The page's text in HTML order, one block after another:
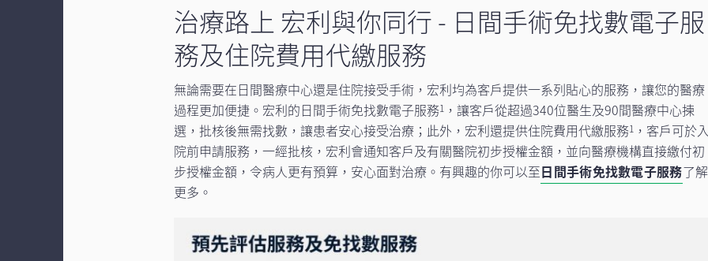
治療路上 宏利與你同行 - 日間手術免找數電子服
務及住院費用代繳服務
無論需要在日間醫療中心還是住院接受手術，宏利均為客戶提供一系列貼心的服務，讓您的醫療
過程更加便捷。宏利的日間手術免找數電子服務1 ，讓客戶從超過340位醫生及90間醫療中心揀
選，批核後無需找數，讓患者安心接受治療；此外，宏利還提供住院費用代繳服務1 ，客戶可於
院前申請服務，一經批核，宏利會通知客戶及有關醫院初步授權金額，並向醫療機構直接繳付初
步授權金額，令病人更有預算，安心面對治療。有興趣的你可以至日間手術免找數電子服務了解
更多。